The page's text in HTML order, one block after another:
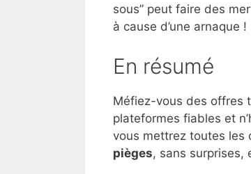
sous” peut faire des
à cause d’une arnaque !
En résumé
Méfiez-vous des offres
plateformes fiables et
vous mettrez toutes les
pièges, sans surprises,